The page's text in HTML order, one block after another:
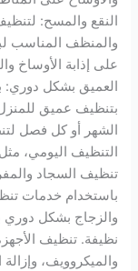
النقع والمسح: لتنظيف
والمنظف المناسب
على إذابة الأوساخ
العميق بشكل دوري:
بتنظيف عميق
الشهر أو كل فصل
التنظيف اليومي، مثل
تنظيف السجاد
باستخدام خدمات
والزجاج بشكل
نظيفة. تنظيف الأجهزة
والميكروويف،